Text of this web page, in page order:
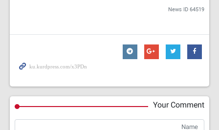
News ID64519
Your Comment